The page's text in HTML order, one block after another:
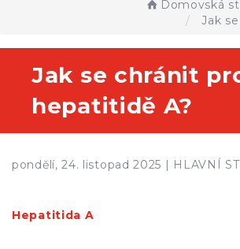
Domovská
Jak
Jak se chránit
hepatitidě A?
pondělí, 24. listopad 2025 | HLAVNÍ
Hepatitida A